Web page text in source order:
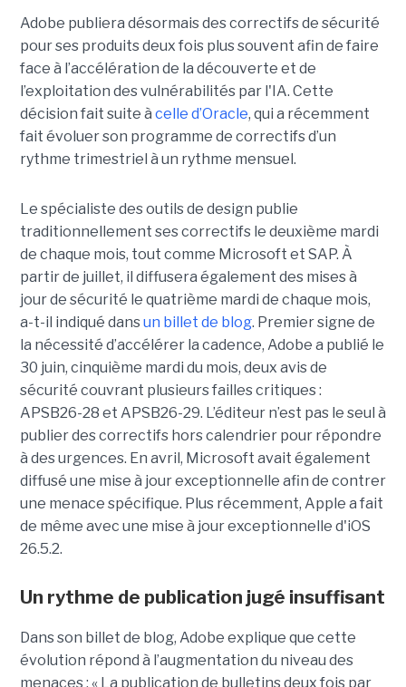
Adobe publiera désormais des correctifs de sécurité
pour ses produits deux fois plus souvent afin de faire
face à l’accélération de la découverte et de
l’exploitation des vulnérabilités par l'IA. Cette
décision fait suite à celle d’Oracle, qui a récemment
fait évoluer son programme de correctifs d’un
rythme trimestriel à un rythme mensuel.
Le spécialiste des outils de design publie
traditionnellement ses correctifs le deuxième mardi
de chaque mois, tout comme Microsoft et SAP. À
partir de juillet, il diffusera également des mises à
jour de sécurité le quatrième mardi de chaque mois,
a-t-il indiqué dansun billet de blog. Premier signe de
la nécessité d’accélérer la cadence, Adobe a publié le
30 juin, cinquième mardi du mois, deux avis de
sécurité couvrant plusieurs failles critiques :
APSB26-28 et APSB26-29. L’éditeur n’est pas le seul à
publier des correctifs hors calendrier pour répondre
à des urgences. En avril, Microsoft avait également
diffusé une mise à jour exceptionnelle afin de contrer
une menace spécifique. Plus récemment, Apple a fait
de même avec une mise à jour exceptionnelle d'iOS
26.5.2.
Un rythme de publication jugé insuffisant
Dans son billet de blog, Adobe explique que cette
évolution répond à l’augmentation du niveau des
menaces : « La publication de bulletins deux fois par